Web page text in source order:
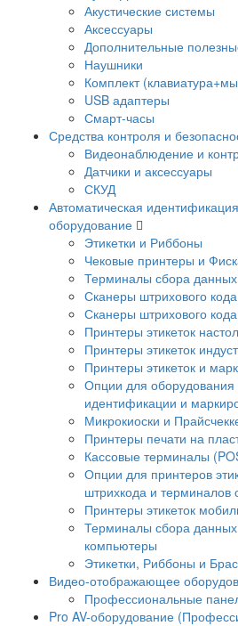
Акустические системы
Аксессуары
Дополнительные
Наушники
Комплект
USB адаптеры
Смарт-часы
Средства контроля и
Видеонаблюдение и
Датчики и аксессуары
СКУД
Автоматическая
оборудование
Этикетки и Риббоны
Чековые принтеры и
Терминалы сбора данных
Сканеры штрихового
Сканеры штрихового
Принтеры этикеток
Принтеры этикеток
Принтеры этикеток и
Опции для оборудования
идентификации и
Микрокиоски и
Принтеры печати на
Кассовые терминалы
Опции для принтеров
штрихкода и терминалов
Принтеры этикеток
Терминалы сбора
компьютеры
Этикетки, Риббоны и
Видео-отображающее
Профессиональные
Pro AV-оборудование